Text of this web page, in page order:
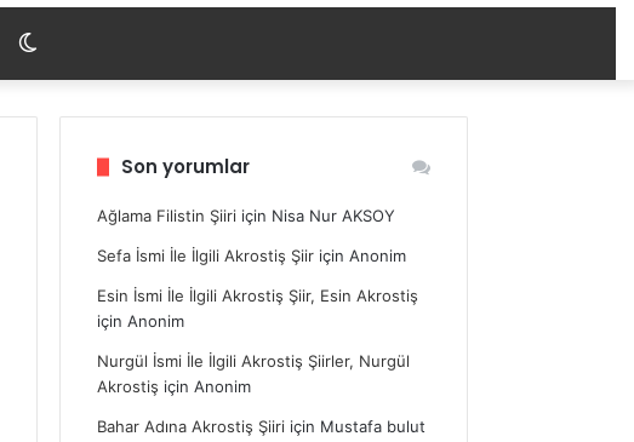
görünümü
Son yorumlar
Ağlama Filistin Şiiri için Nisa Nur AKSOY
Sefa İsmi İle İlgili Akrostiş Şiir içinAnonim
Esin İsmi İle İlgili Akrostiş Şiir, Esin Akrostiş
içinAnonim
Nurgül İsmi İle İlgili Akrostiş Şiirler, Nurgül
Akrostiş içinAnonim
Bahar Adına Akrostiş Şiiri için Mustafa bulut